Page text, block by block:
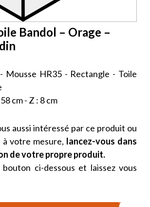
Bandol – Orage –
Mousse HR35 - Rectangle - Toile
cm - Z : 8 cm
aussi intéressé par ce produit ou
votre mesure, lancez-vous dans
de votre propre produit.
ci-dessous et laissez vous